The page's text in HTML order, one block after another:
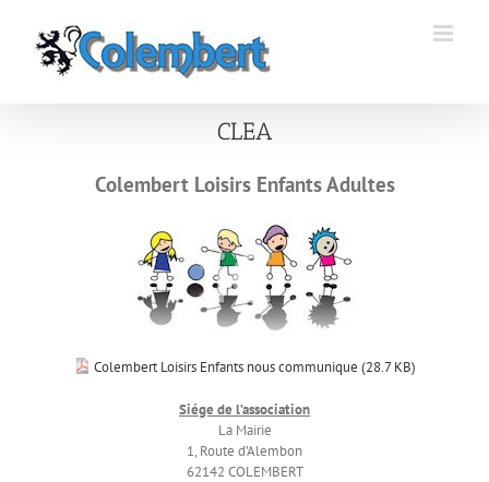
contenu
CLEA
Colembert Loisirs Enfants Adultes
Colembert Loisirs Enfants nous communique (28.7 KB)
Siége de l’association
La Mairie
1, Route d’Alembon
62142 COLEMBERT